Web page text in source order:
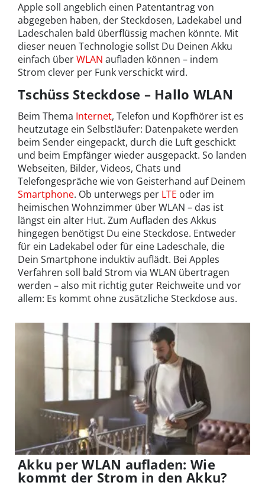
Apple soll angeblich einen Patentantrag von
abgegeben haben, der Steckdosen, Ladekabel und
Ladeschalen bald überflüssig machen könnte. Mit
dieser neuen Technologie sollst Du Deinen Akku
einfach überWLAN aufladen können – indem
Strom clever per Funk verschickt wird.
Tschüss Steckdose – Hallo WLAN
Beim Thema Internet, Telefon und Kopfhörer ist es
heutzutage ein Selbstläufer: Datenpakete werden
beim Sender eingepackt, durch die Luft geschickt
und beim Empfänger wieder ausgepackt. So landen
Webseiten, Bilder, Videos, Chats und
Telefongespräche wie von Geisterhand auf Deinem
Smartphone. Ob unterwegs per LTE oder im
heimischen Wohnzimmer über WLAN – das ist
längst ein alter Hut. Zum Aufladen des Akkus
hingegen benötigst Du eine Steckdose. Entweder
für ein Ladekabel oder für eine Ladeschale, die
Dein Smartphone induktiv auflädt. Bei Apples
Verfahren soll bald Strom via WLAN übertragen
werden – also mit richtig guter Reichweite und vor
allem: Es kommt ohne zusätzliche Steckdose aus.
Akku per WLAN aufladen: Wie
kommt der Strom in den Akku?